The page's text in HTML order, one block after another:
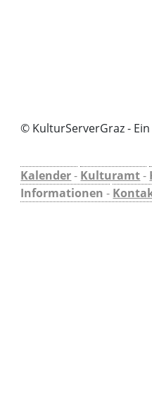
© KulturServerGraz -
Kalender- Kulturamt-
Informationen -